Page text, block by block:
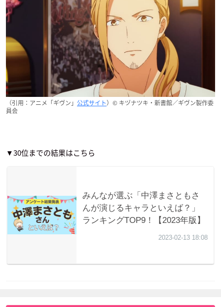
（引用：アニメ「ギヴン」 公式サイト）© キヅナツキ・新書館／ギヴン製作委
員会
▼30位までの結果はこちら